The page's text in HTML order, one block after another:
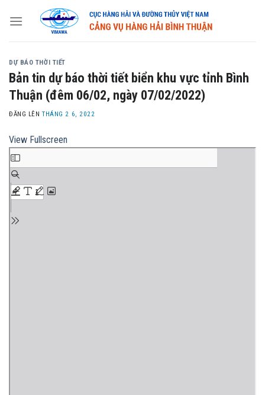
DỰ BÁO THỜI TIẾT
Bản tin dự báo thời tiết biển khu vực tỉnh Bình
Thuận (đêm 06/02, ngày 07/02/2022)
ĐĂNG LÊNTHÁNG 2 6, 2022
View Fullscreen